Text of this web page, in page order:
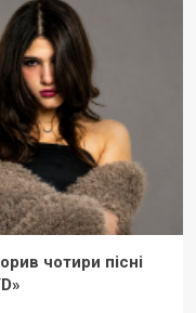
чотири пісні